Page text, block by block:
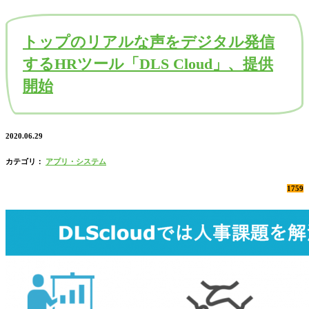
トップのリアルな声をデジタル発信
するHRツール「DLS Cloud」、提供
開始
2020.06.29
カテゴリ： アプリ・システム
1759